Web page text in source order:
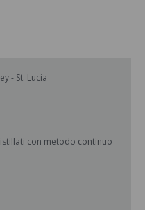
- St. Lucia
con metodo continuo